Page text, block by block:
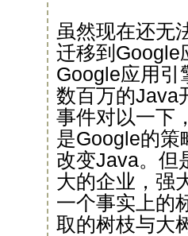
虽然现在还无
迁移到Google
Google应用引
数百万的Java
事件对以一下
是Google的策
改变Java。但
大的企业，强
一个事实上的
取的树枝与大